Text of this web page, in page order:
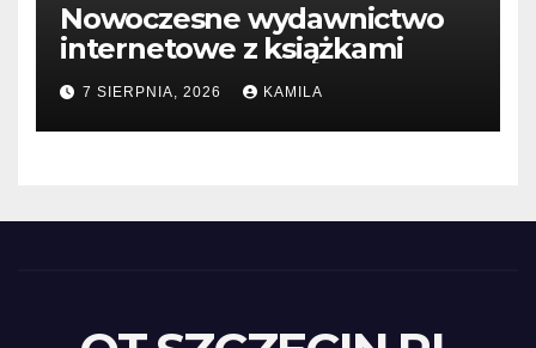
Nowoczesne wydawnictwo
internetowe z książkami
7 SIERPNIA, 2026 KAMILA